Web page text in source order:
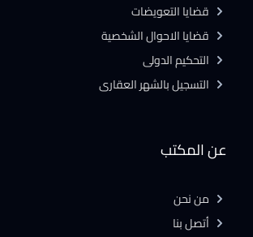
عن المكتب
من نحن
أتصل بنا
قضايا التعويضات
قضايا الاحوال الشخصية
التحكيم الدولى
التسجيل بالشهر العقارى